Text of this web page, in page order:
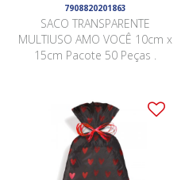
7908820201863
SACO TRANSPARENTE
MULTIUSO AMO VOCÊ 10cm x
15cm Pacote 50 Peças .